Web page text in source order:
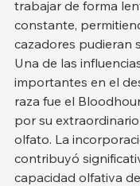
trabajar de forma
constante,
cazadores pudieran
Una de las
importantes en el
raza fue el
por su
olfato. La
contribuyó
capacidad olfativa